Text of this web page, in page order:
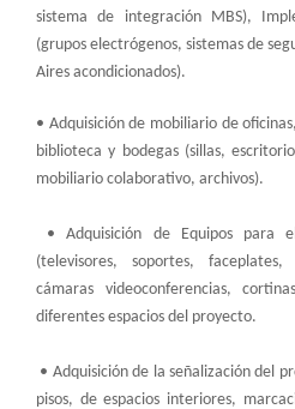
sistema de integración MBS),
(grupos electrógenos, sistemas de
Aires acondicionados).
• Adquisición de mobiliario de
biblioteca y bodegas (sillas,
mobiliario colaborativo, archivos).
• Adquisición de Equipos para
(televisores, soportes, faceplates,
cámaras videoconferencias,
diferentes espacios del proyecto.
• Adquisición de la señalización del
pisos, de espacios interiores,